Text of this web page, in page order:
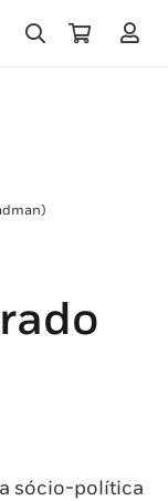
sócio-política